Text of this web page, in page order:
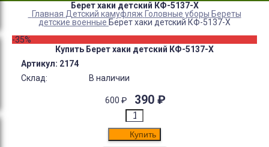
Берет хаки детский КФ-5137-Х
Главная Детский камуфляж Головные уборы Береты
детские военные Берет хаки детский КФ-5137-Х
-35%
Купить Берет хаки детский КФ-5137-Х
Артикул: 2174
Склад:
В наличии
600 ₽ 390 ₽
Купить